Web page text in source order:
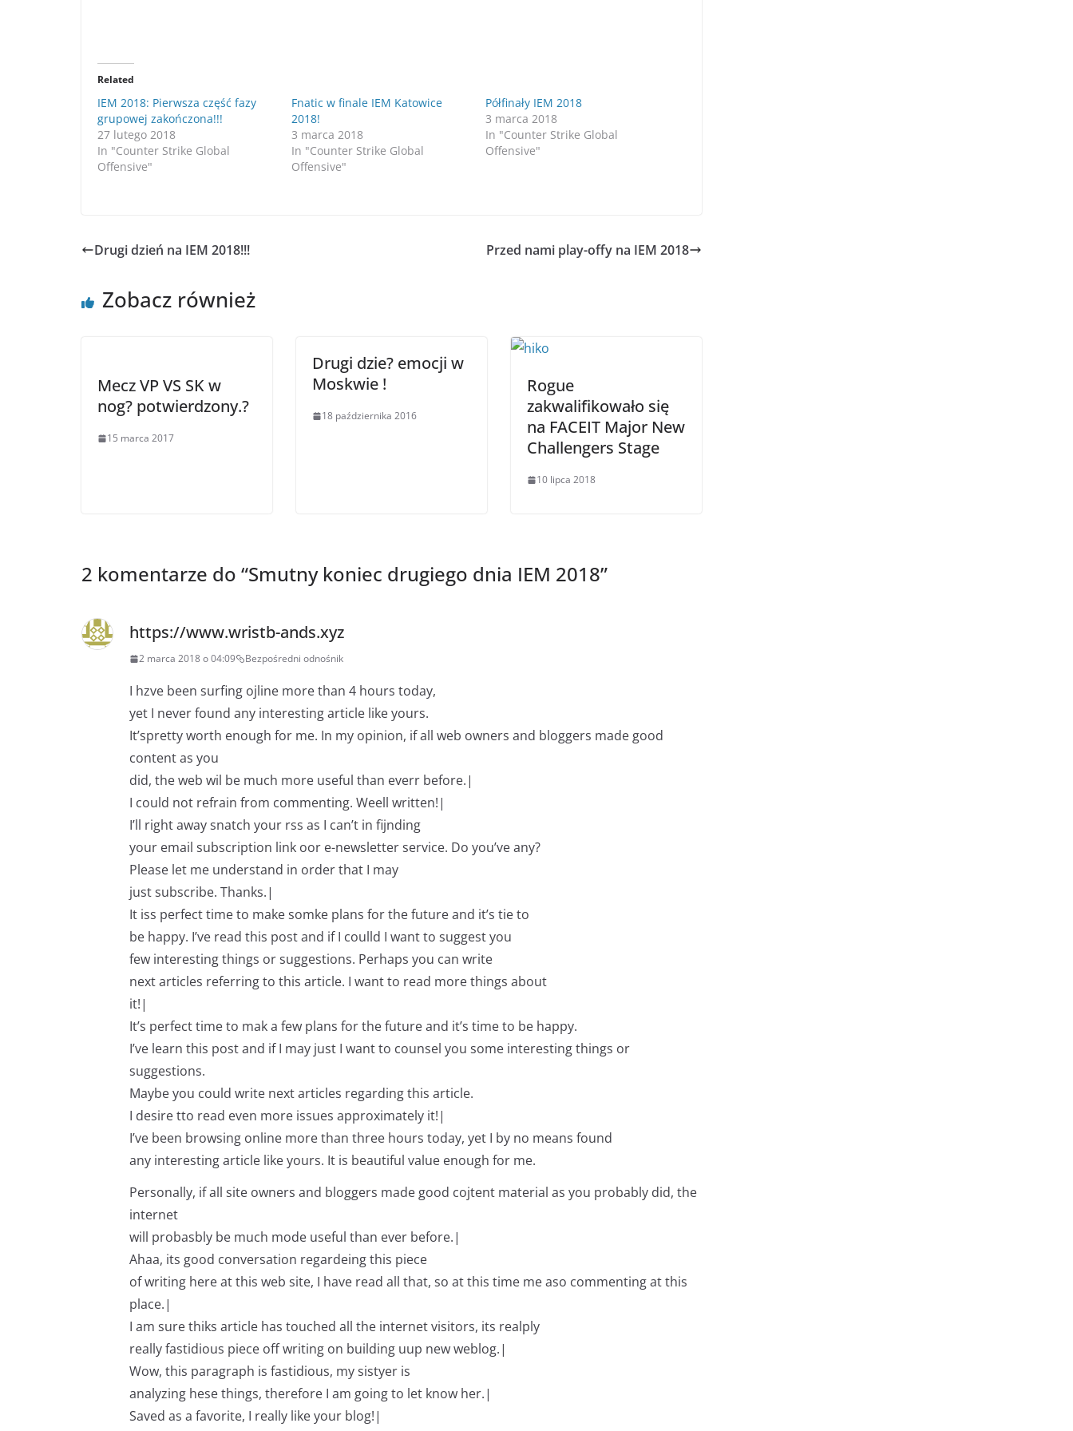
Related
IEM 2018: Pierwsza część fazy
grupowej zakończona!!!
27 lutego 2018
In "Counter Strike Global
Offensive"
Fnatic w finale IEM Katowice
2018!
3 marca 2018
In "Counter Strike Global
Offensive"
Półfinały IEM 2018
3 marca 2018
In "Counter Strike Global
Offensive"
Drugi dzień na IEM 2018!!! Przed nami play-offy na IEM 2018
Zobacz również
Mecz VP VS SK w
nog? potwierdzony.?
15 marca 2017
Drugi dzie? emocji w
Moskwie !
18 października 2016
Rogue
zakwalifikowało się
na FACEIT Major New
Challengers Stage
10 lipca 2018
2 komentarze do “Smutny koniec drugiego dnia IEM 2018”
https://www.wristb-ands.xyz
2 marca 2018 o 04:09 Bezpośredni odnośnik
I hzve been surfing ojline more than 4 hours today,
yet I never found any interesting article like yours.
It’spretty worth enough for me. In my opinion, if all web owners and bloggers made good
content as you
did, the web wil be much more useful than everr before.|
I could not refrain from commenting. Weell written!|
I’ll right away snatch your rss as I can’t in fijnding
your email subscription link oor e-newsletter service. Do you’ve any?
Please let me understand in order that I may
just subscribe. Thanks.|
It iss perfect time to make somke plans for the future and it’s tie to
be happy. I’ve read this post and if I coulld I want to suggest you
few interesting things or suggestions. Perhaps you can write
next articles referring to this article. I want to read more things about
it!|
It’s perfect time to mak a few plans for the future and it’s time to be happy.
I’ve learn this post and if I may just I want to counsel you some interesting things or
suggestions.
Maybe you could write next articles regarding this article.
I desire tto read even more issues approximately it!|
I’ve been browsing online more than three hours today, yet I by no means found
any interesting article like yours. It is beautiful value enough for me.
Personally, if all site owners and bloggers made good cojtent material as you probably did, the
internet
will probasbly be much mode useful than ever before.|
Ahaa, its good conversation regardeing this piece
of writing here at this web site, I have read all that, so at this time me aso commenting at this
place.|
I am sure thiks article has touched all the internet visitors, its realply
really fastidious piece off writing on building uup new weblog.|
Wow, this paragraph is fastidious, my sistyer is
analyzing hese things, therefore I am going to let know her.|
Saved as a favorite, I really like your blog!|